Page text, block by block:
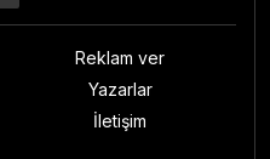
Reklam ver
Yazarlar
İletişim